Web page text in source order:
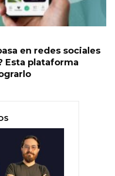
en redes sociales
Esta plataforma